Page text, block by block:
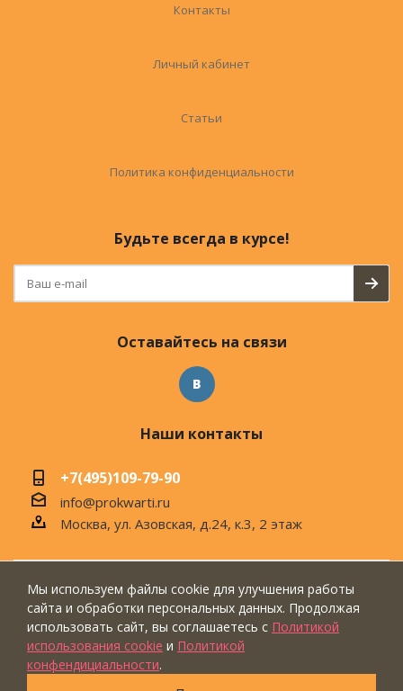
Контакты
Личный кабинет
Статьи
Политика конфиденциальности
Будьте всегда в курсе!
Оставайтесь на связи
Наши контакты
+7(495)109-79-90
info@prokwarti.ru
Москва, ул. Азовская, д.24, к.3, 2 этаж
© 2026 Магазин современного интерьера
"ПроКвартиРу"
Мы используем файлы cookie для улучшения работы
сайта и обработки персональных данных. Продолжая
использовать сайт, вы соглашаетесь с Политикой
использования cookie и Политикой
конфендициальности.